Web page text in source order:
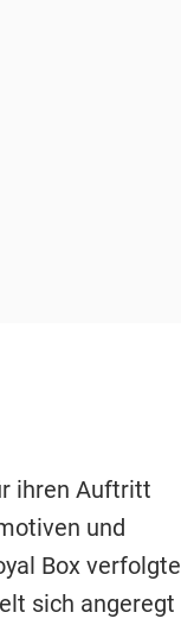
ihren Auftritt
und
Box verfolgte
sich angeregt